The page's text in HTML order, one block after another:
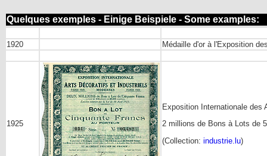
Quelques exemples - Einige Beispiele - Some examples:
1920 Médaille d'or à l'Exposition
1925
Exposition Internationale
2 millions de Bons à Lots de
(Collection: industrie.lu)